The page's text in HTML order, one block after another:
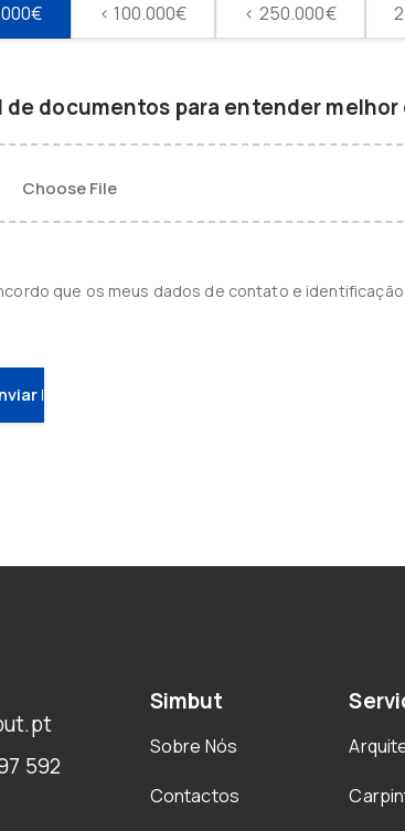
< 100.000€ < 250.000€
de documentos para entender
que os meus dados de contato e
592
Simbut
Sobre Nós
Contactos